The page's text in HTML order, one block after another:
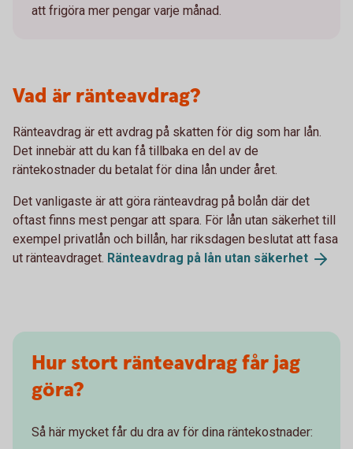
att frigöra mer pengar varje månad.
Vad är ränteavdrag?
Ränteavdrag är ett avdrag på skatten för dig som har lån.
Det innebär att du kan få tillbaka en del av de
räntekostnader du betalat för dina lån under året.
Det vanligaste är att göra ränteavdrag på bolån där det
oftast finns mest pengar att spara. För lån utan säkerhet till
exempel privatlån och billån, har riksdagen beslutat att fasa
ut ränteavdraget. Ränteavdrag på lån utan säkerhet
Hur stort ränteavdrag får jag
göra?
Så här mycket får du dra av för dina räntekostnader: